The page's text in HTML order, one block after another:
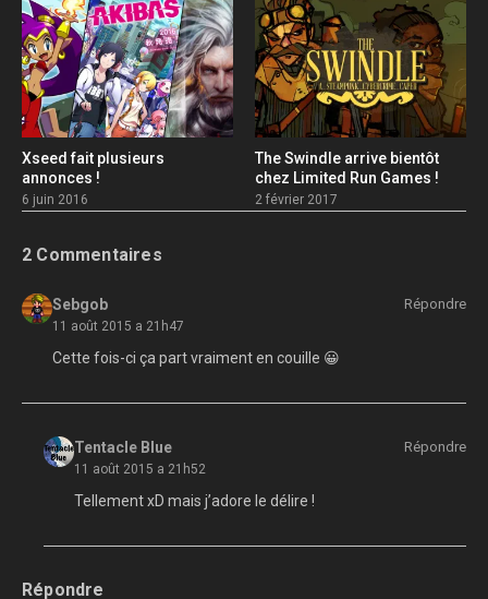
Xseed fait plusieurs
annonces !
6 juin 2016
The Swindle arrive bientôt
chez Limited Run Games !
2 février 2017
2 Commentaires
Sebgob
11 août 2015 a 21h47
Répondre
Cette fois-ci ça part vraiment en couille 😀
Tentacle Blue
11 août 2015 a 21h52
Répondre
Tellement xD mais j’adore le délire !
Répondre